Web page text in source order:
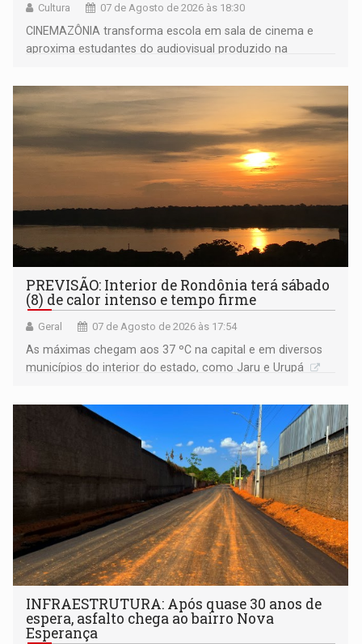
Cultura 07 de Agosto de 2026 às 18:30
CINEMAZÔNIA transforma escola em sala de cinema e
aproxima estudantes do audiovisual produzido na
PREVISÃO: Interior de Rondônia terá sábado
(8) de calor intenso e tempo firme
Geral 07 de Agosto de 2026 às 17:54
As máximas chegam aos 37 ºC na capital e em diversos
municípios do interior do estado, como Jaru e Urupá
INFRAESTRUTURA: Após quase 30 anos de
espera, asfalto chega ao bairro Nova
Esperança